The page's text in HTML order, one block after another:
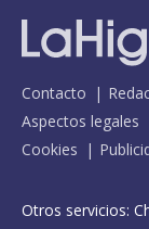
Contacto
Aspectos legales
Cookies
Otros servicios: